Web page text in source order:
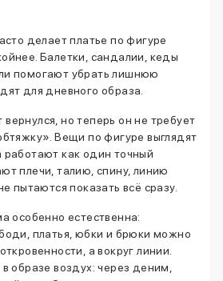
делает платье по фигуре
Балетки, сандалии, кеды
помогают убрать лишнюю
для дневного образа.
но теперь он не требует
Вещи по фигуре выглядят
работают как один точный
плечи, талию, спину, линию
пытаются показать всё сразу.
особенно естественна:
платья, юбки и брюки можно
а вокруг линии.
образе воздух: через деним,